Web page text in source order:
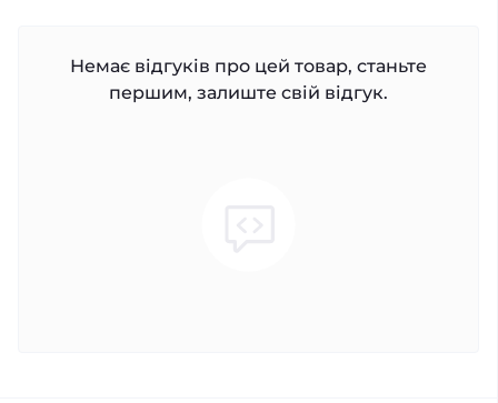
Немає відгуків про цей товар, станьте
першим, залиште свій відгук.